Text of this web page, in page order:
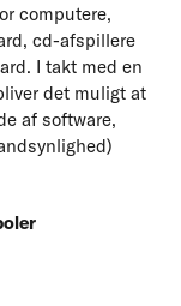
computere,
cd-afspillere
I takt med en
det muligt at
af software,